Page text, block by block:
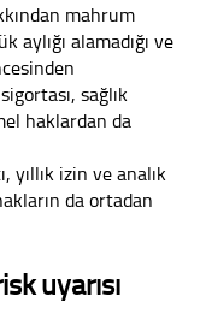
mahrum
aylığı alamadığı ve
sağlık
haklardan da
yıllık izin ve analık
da ortadan
uyarısı